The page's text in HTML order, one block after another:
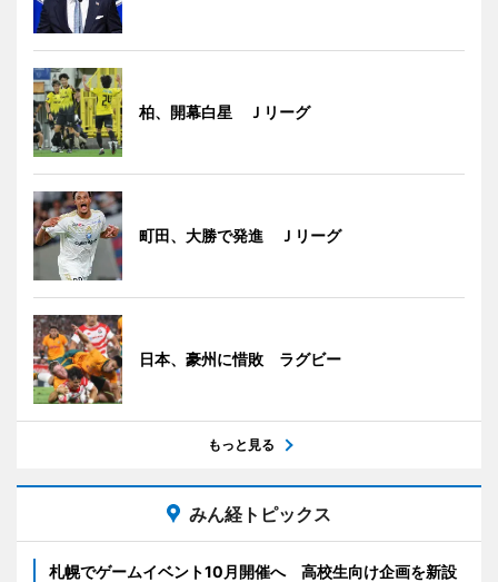
柏、開幕白星 Ｊリーグ
町田、大勝で発進 Ｊリーグ
日本、豪州に惜敗 ラグビー
もっと見る
みん経トピックス
札幌でゲームイベント10月開催へ 高校生向け企画を新設